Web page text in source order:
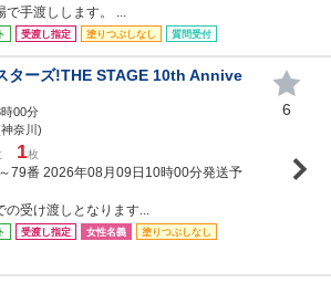
で手渡しします。 ...
受渡し指定 塗りつぶしなし 質問受付
ターズ!THE STAGE 10th Annive
00分
奈川)
1枚
79番 2026年08月09日10時00分発送予
の受け渡しとなります...
受渡し指定 女性名義
塗りつぶしなし
6